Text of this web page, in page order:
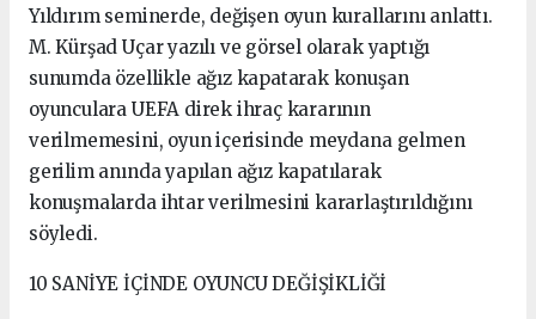
Yıldırım seminerde, değişen oyun kurallarını anlattı.
M. Kürşad Uçar yazılı ve görsel olarak yaptığı
sunumda özellikle ağız kapatarak konuşan
oyunculara UEFA direk ihraç kararının
verilmemesini, oyun içerisinde meydana gelmen
gerilim anında yapılan ağız kapatılarak
konuşmalarda ihtar verilmesini kararlaştırıldığını
söyledi.
10 SANİYE İÇİNDE OYUNCU DEĞİŞİKLİĞİ